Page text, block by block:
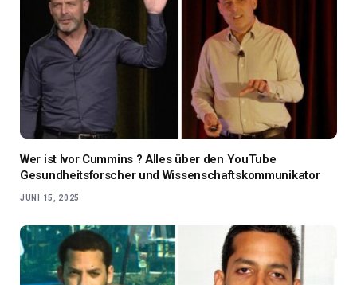
Wer ist Ivor Cummins ? Alles über den YouTube
Gesundheitsforscher und Wissenschaftskommunikator
JUNI 15, 2025